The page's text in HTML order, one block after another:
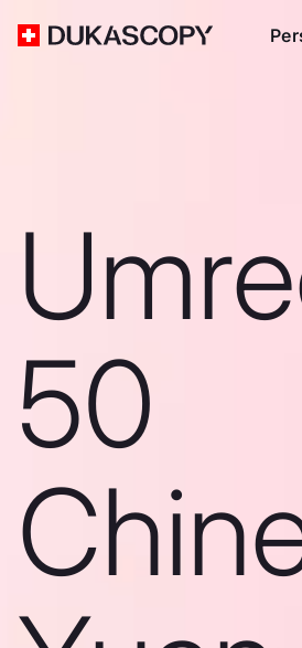
50